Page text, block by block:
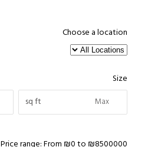
Choose a location
Size
sq ft